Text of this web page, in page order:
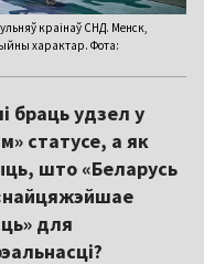
краінаў СНД. Менск,
характар. Фота:
браць удзел у
статусе, а як
што «Беларусь
«найцяжэйшае
для